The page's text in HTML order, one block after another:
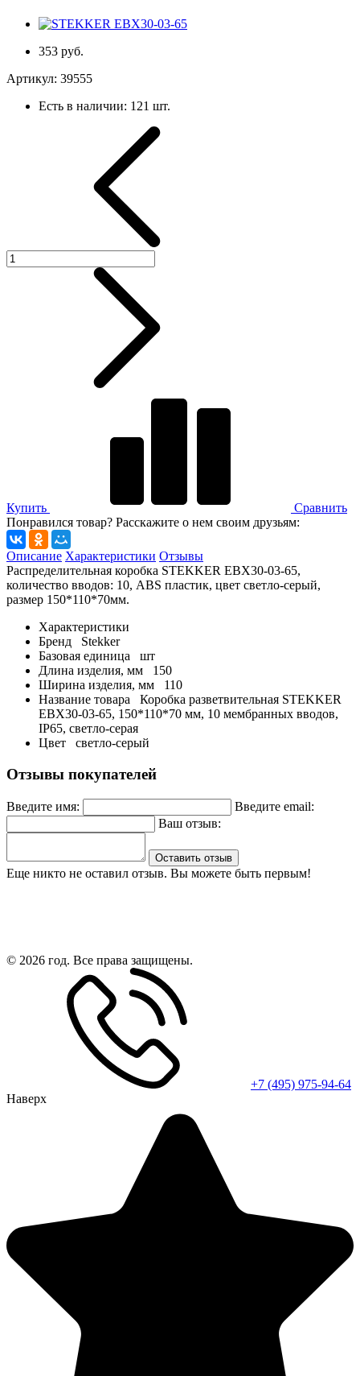
353 руб.
Артикул: 39555
Есть в наличии: 121 шт.
Купить
Сравнить
Понравился товар? Расскажите о нем своим друзьям:
Описание Характеристики Отзывы
Распределительная коробка STEKKER EBX30-03-65,
количество вводов: 10, ABS пластик, цвет светло-серый,
размер 150*110*70мм.
Характеристики
Бренд
Stekker
Базовая единица
шт
Длина изделия, мм
150
Ширина изделия, мм
110
Название товара
Коробка разветвительная STEKKER
EBX30-03-65, 150*110*70 мм, 10 мембранных вводов,
IP65, светло-серая
Цвет
светло-серый
Отзывы покупателей
Введите имя:
Введите email:
Ваш отзыв:
Оставить отзыв
Еще никто не оставил отзыв. Вы можете быть первым!
© 2026 год. Все права защищены.
+7 (495) 975-94-64
Наверх